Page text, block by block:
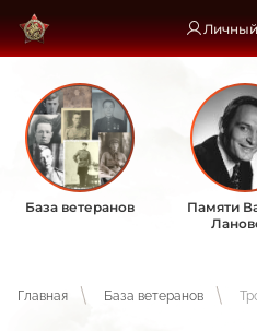
База ветеранов
Памяти
Главная База ветеранов